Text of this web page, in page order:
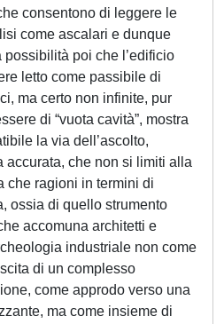
consentono di leggere le
come ascalari e dunque
poi che l’edificio
letto come passibile di
ma certo non infinite, pur
di “vuota cavità”, mostra
la via dell’ascolto,
accurata, che non si limiti alla
che ragioni in termini di
ossia di quello strumento
accomuna architetti e
industriale non come
di un complesso
come approdo verso una
ma come insieme di